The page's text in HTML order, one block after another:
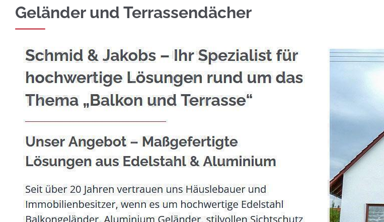
Geländer und Terrassendächer